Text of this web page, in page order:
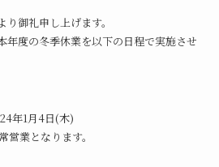
御礼申し上げます。
年度の冬季休業を以下の日程で実施させ
年1月4日(木)
業となります。